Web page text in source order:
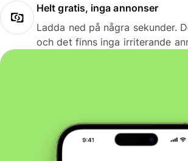
Helt gratis, inga annonser
Ladda ned på några sekunder.
och det finns inga irriterande